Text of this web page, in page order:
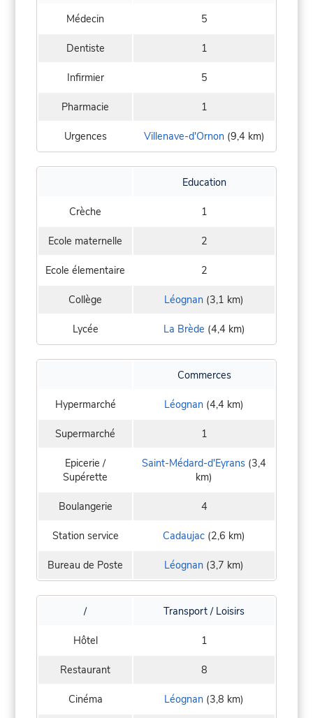
Médecin 5
Dentiste 1
Infirmier 5
Pharmacie 1
Urgences Villenave-d'Ornon(9,4 km)
Education
Crèche 1
Ecole maternelle 2
Ecole élementaire 2
Collège Léognan (3,1 km)
Lycée La Brède (4,4 km)
Commerces
Hypermarché Léognan (4,4 km)
Supermarché 1
Epicerie /
Supérette
Saint-Médard-d'Eyrans (3,4
km)
Boulangerie 4
Station service Cadaujac (2,6 km)
Bureau de Poste Léognan (3,7 km)
/ Transport / Loisirs
Hôtel 1
Restaurant 8
Cinéma Léognan (3,8 km)